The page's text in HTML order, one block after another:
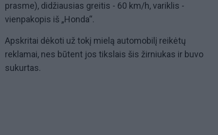
prasme), didžiausias greitis - 60 km/h, variklis -
vienpakopis iš „Honda“.
Apskritai dėkoti už tokį mielą automobilį reikėtų
reklamai, nes būtent jos tikslais šis žirniukas ir buvo
sukurtas.